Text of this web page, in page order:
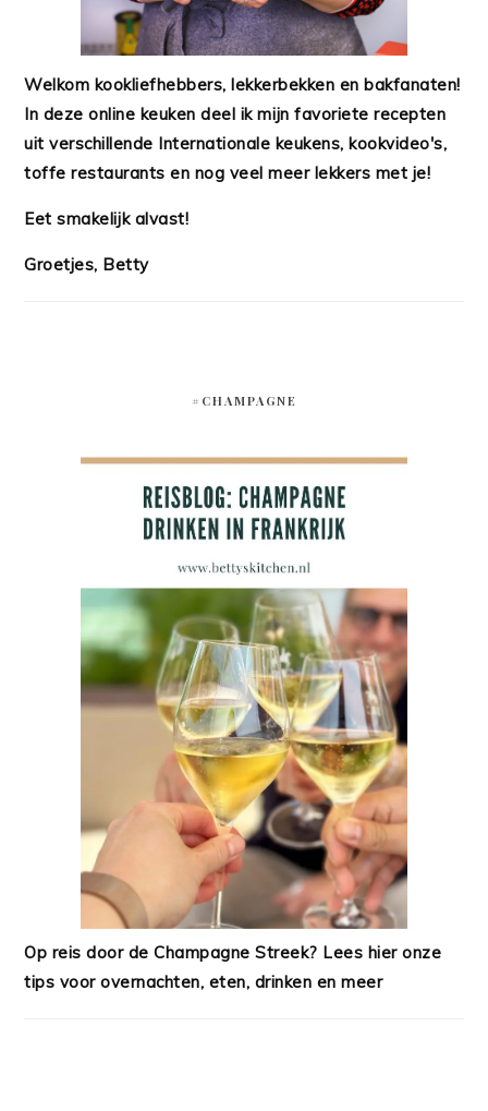
Welkom kookliefhebbers, lekkerbekken en bakfanaten!
In deze online keuken deel ik mijn favoriete recepten
uit verschillende Internationale keukens, kookvideo's,
toffe restaurants en nog veel meer lekkers met je!
Eet smakelijk alvast!
Groetjes, Betty
#CHAMPAGNE
Op reis door de Champagne Streek? Lees hier onze
tips voor overnachten, eten, drinken en meer